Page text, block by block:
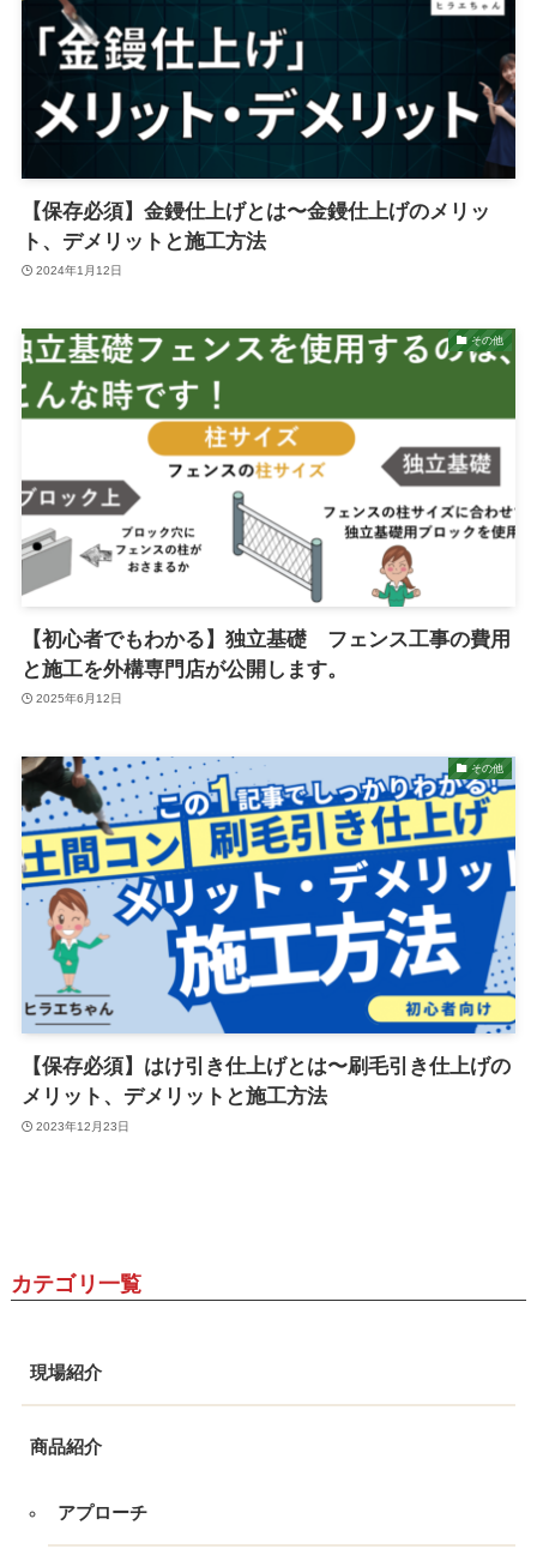
【保存必須】金鏝仕上げとは〜金鏝仕上げのメリッ
ト、デメリットと施工方法
2024年1月12日
その他
【初心者でもわかる】独立基礎 フェンス工事の費用
と施工を外構専門店が公開します。
2025年6月12日
その他
【保存必須】はけ引き仕上げとは〜刷毛引き仕上げの
メリット、デメリットと施工方法
2023年12月23日
カテゴリ一覧
現場紹介
商品紹介
アプローチ